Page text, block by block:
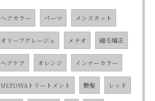
ヘアカラー パーマ メンズカット
オリーブグレージュ メテオ 縮毛矯正
ヘアケア オレンジ インナーカラー
ULTOWAトリートメント 艶髪 レッド